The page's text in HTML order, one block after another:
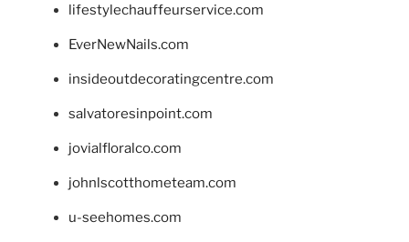
lifestylechauffeurservice.com
EverNewNails.com
insideoutdecoratingcentre.com
salvatoresinpoint.com
jovialfloralco.com
johnlscotthometeam.com
u-seehomes.com